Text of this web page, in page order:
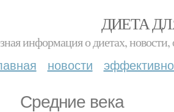
ДИЕТА
информация о диетах,
новости
Средние века